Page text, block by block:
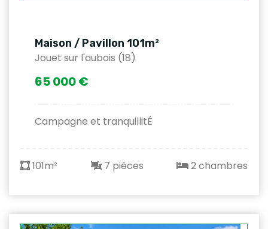
Maison / Pavillon 101m²
Jouet sur l'aubois (18)
65 000 €
Campagne et tranquillitÉ
101m² 7 pièces 2 chambres